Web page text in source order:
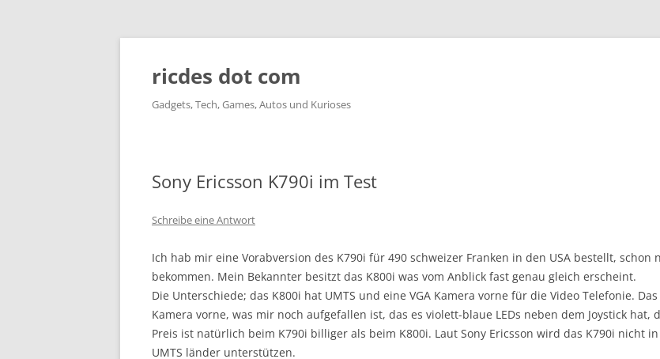
ricdes dot com
Gadgets, Tech, Games, Autos und Kurioses
Sony Ericsson K790i im Test
Schreibe eine Antwort
Ich hab mir eine Vorabversion des K790i für 490 schweizer Franken in den USA bestellt, schon
bekommen. Mein Bekannter besitzt das K800i was vom Anblick fast genau gleich erscheint.
Die Unterschiede; das K800i hat UMTS und eine VGA Kamera vorne für die Video Telefonie.
Kamera vorne, was mir noch aufgefallen ist, das es violett-blaue LEDs neben dem Joystick
Preis ist natürlich beim K790i billiger als beim K800i. Laut Sony Ericsson wird das K790i nicht
UMTS länder unterstützen.